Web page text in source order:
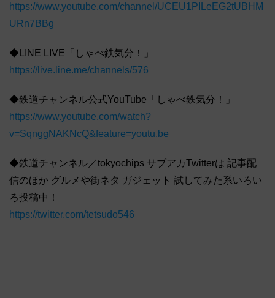
https://www.youtube.com/channel/UCEU1PILeEG2tUBHM
URn7BBg
◆LINE LIVE「しゃべ鉄気分！」
https://live.line.me/channels/576
◆鉄道チャンネル公式YouTube「しゃべ鉄気分！」
https://www.youtube.com/watch?
v=SqnggNAKNcQ&feature=youtu.be
◆鉄道チャンネル／tokyochips サブアカTwitterは 記事配
信のほか グルメや街ネタ ガジェット 試してみた系いろい
ろ投稿中！
https://twitter.com/tetsudo546